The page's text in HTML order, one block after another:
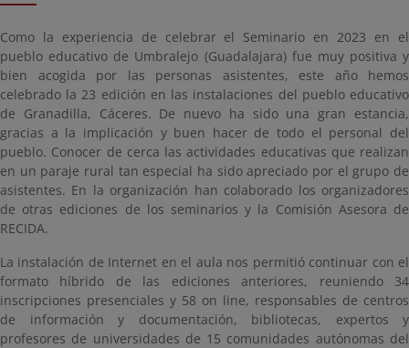
Como la experiencia de celebrar el Seminario en 2023 en el
pueblo educativo de Umbralejo (Guadalajara) fue muy positiva y
bien acogida por las personas asistentes, este año hemos
celebrado la 23 edición en las instalaciones del pueblo educativo
de Granadilla, Cáceres. De nuevo ha sido una gran estancia,
gracias a la implicación y buen hacer de todo el personal del
pueblo. Conocer de cerca las actividades educativas que realizan
en un paraje rural tan especial ha sido apreciado por el grupo de
asistentes. En la organización han colaborado los organizadores
de otras ediciones de los seminarios y la Comisión Asesora de
RECIDA.
La instalación de Internet en el aula nos permitió continuar con el
formato híbrido de las ediciones anteriores, reuniendo 34
inscripciones presenciales y 58 on line, responsables de centros
de información y documentación, bibliotecas, expertos y
profesores de universidades de 15 comunidades autónomas del